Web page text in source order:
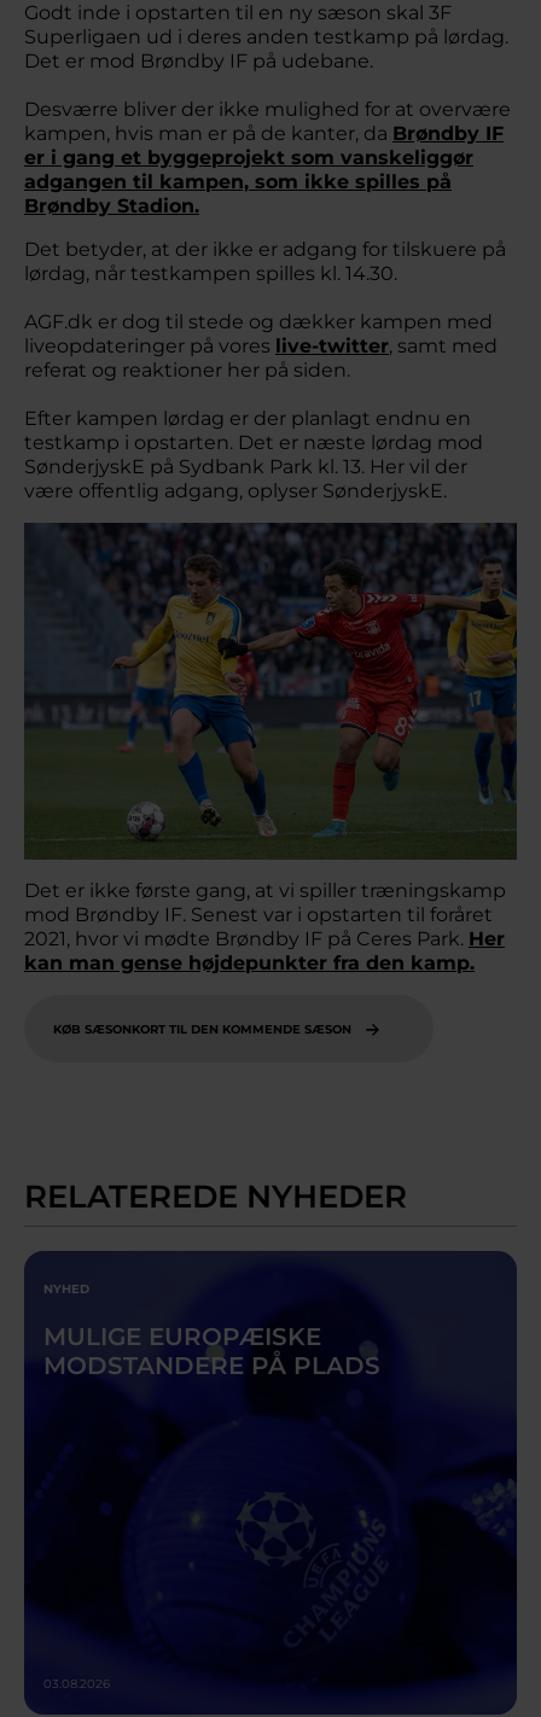
Godt inde i opstarten til en ny sæson skal 3F
Superligaen ud i deres anden testkamp på lørdag.
Det er mod Brøndby IF på udebane.
Desværre bliver der ikke mulighed for at overvære
kampen, hvis man er på de kanter, da Brøndby IF
er i gang et byggeprojekt som vanskeliggør
adgangen til kampen, som ikke spilles på
Brøndby Stadion.
Det betyder, at der ikke er adgang for tilskuere på
lørdag, når testkampen spilles kl. 14.30.
AGF.dk er dog til stede og dækker kampen med
liveopdateringer på vores live-twitter, samt med
referat og reaktioner her på siden.
Efter kampen lørdag er der planlagt endnu en
testkamp i opstarten. Det er næste lørdag mod
SønderjyskE på Sydbank Park kl. 13. Her vil der
være offentlig adgang, oplyser SønderjyskE.
Det er ikke første gang, at vi spiller træningskamp
mod Brøndby IF. Senest var i opstarten til foråret
2021, hvor vi mødte Brøndby IF på Ceres Park. Her
kan man gense højdepunkter fra den kamp.
KØB SÆSONKORT TIL DEN KOMMENDE SÆSON
RELATEREDE NYHEDER
NYHED
MULIGE EUROPÆISKE
MODSTANDERE PÅ PLADS
03.08.2026